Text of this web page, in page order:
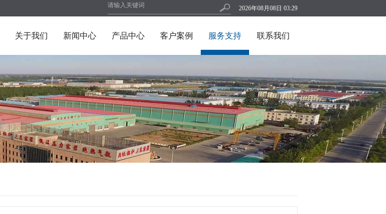
2026年08月08日 03:29
关于我们 新闻中心 产品中心 客户案例 服务支持 联系我们